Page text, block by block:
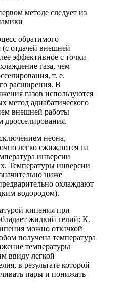
методе следует из
обратимого
отдачей внешней
эффективное с точки
газа, чем
т. е.
расширения. В
газов используются
метод адиабатического
внешней работы
дросселирования.
неона,
легко сжижаются на
инверсии
Температуры инверсии
ниже
охлаждают
водородом).
кипения при
жидкий гелий: К.
можно откачкой
получена температура
температуры
ввиду легкой
в результате которой
пары и понижать